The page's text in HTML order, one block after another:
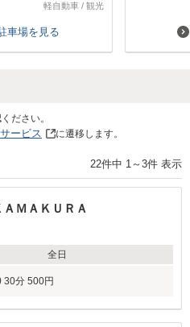
軽自動車/ 観光
車場を見る
前にミラ
ださい。
ービス に遷移します。
22件中 1 ～ 3件 表示
ＭＡＫＵＲＡ
全日
30分 500円